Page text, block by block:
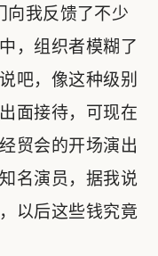
我反馈了不少
，组织者模糊了
吧，像这种级别
面接待，可现在
贸会的开场演出
名演员，据我说
以后这些钱究竟